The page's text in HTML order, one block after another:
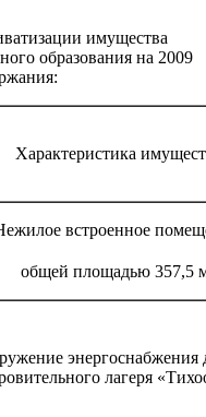
имущества
образования на 2009
Характеристика
встроенное
общей площадью 357,5
энергоснабжения
лагеря